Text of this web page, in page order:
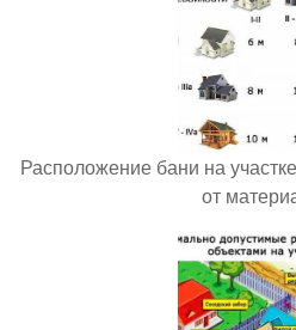
Расположение бани на
от